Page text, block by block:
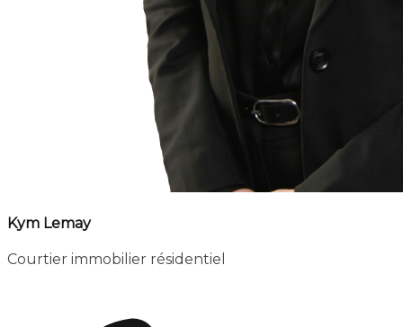
Kym Lemay
Courtier immobilier résidentiel